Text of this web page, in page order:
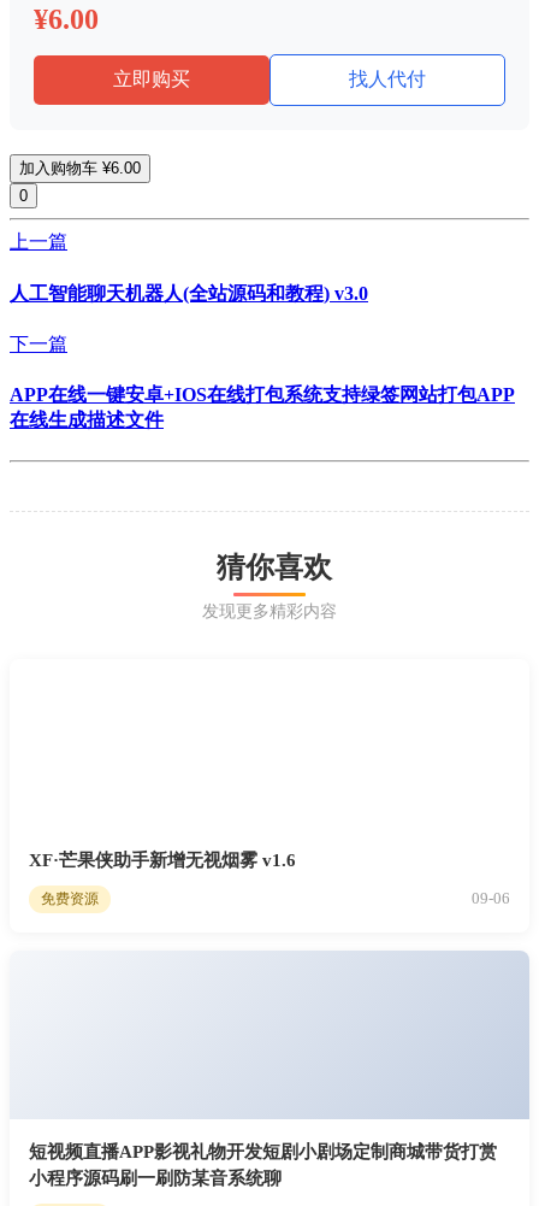
¥6.00
立即购买 找人代付
加入购物车 ¥6.00
0
上一篇
人工智能聊天机器人(全站源码和教程) v3.0
下一篇
APP在线一键安卓+IOS在线打包系统支持绿签网站打包APP
在线生成描述文件
猜你喜欢
发现更多精彩内容
XF·芒果侠助手新增无视烟雾 v1.6
免费资源 09-06
短视频直播APP影视礼物开发短剧小剧场定制商城带货打赏
小程序源码刷一刷防某音系统聊